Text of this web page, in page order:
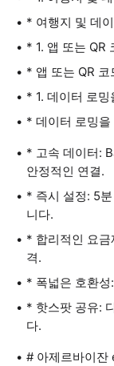
* 여행지 및 데
* 1. 앱 또는 QR
* 앱 또는 QR
* 1. 데이터 로
* 데이터 로밍을
* 고속 데이터:
안정적인 연결.
* 즉시 설정: 5
니다.
* 합리적인 요
격.
* 폭넓은 호환
* 핫스팟 공유:
다.
# 아제르바이잔